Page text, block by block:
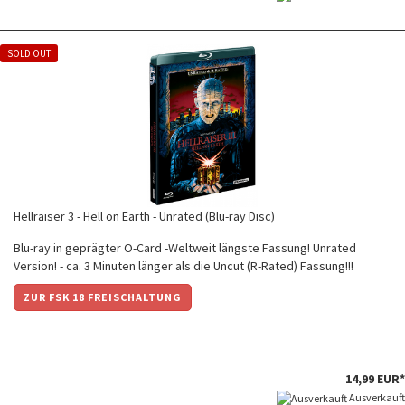
SOLD OUT
Hellraiser 3 - Hell on Earth - Unrated (Blu-ray Disc)
Blu-ray in geprägter O-Card -Weltweit längste Fassung! Unrated
Version! - ca. 3 Minuten länger als die Uncut (R-Rated) Fassung!!!
ZUR FSK 18 FREISCHALTUNG
14,99 EUR*
Ausverkauft